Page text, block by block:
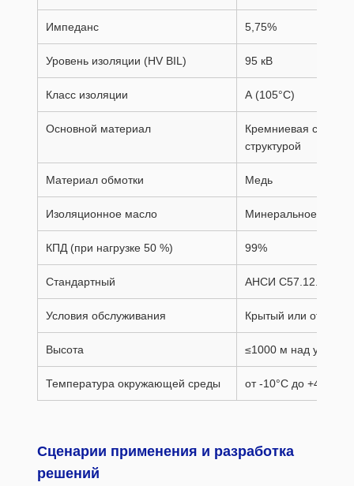
Импеданс 5,75%
Уровень изоляции (HV BIL) 95 кВ
Класс изоляции А (105°С)
Основной материал
Кремниевая сталь
структурой
Материал обмотки Медь
Изоляционное масло Минеральное масло
КПД (при нагрузке 50 %) 99%
Стандартный АНСИ C57.12.00/
Условия обслуживания Крытый или
Высота ≤1000 м над
Температура окружающей среды от -10°С до +40°С
Сценарии применения и разработка
решений